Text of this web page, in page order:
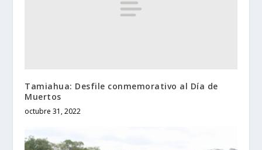
Tamiahua: Desfile conmemorativo al Día de
Muertos
octubre 31, 2022